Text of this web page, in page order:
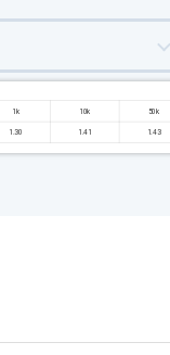
1k 10k 50k
1.30 1.41 1.43